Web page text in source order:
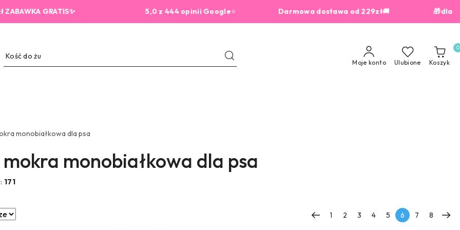
GRATIS✨ 5,0 z 444 opinii Google⭐ Darmowa dostawa od 229zł 🚚🎁dla zamówień od
Moje konto Ulubione Koszyk
0
monobiałkowa dla psa
monobiałkowa dla psa
171
1 2 3 4 5 6 7 8